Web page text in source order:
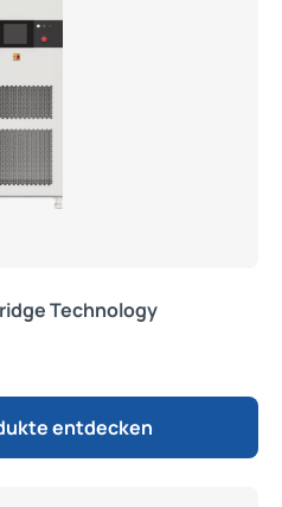
Technology
entdecken